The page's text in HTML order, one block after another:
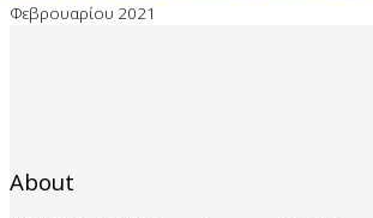
Φεβρουαρίου 2021
About